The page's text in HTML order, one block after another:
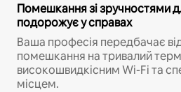
Помешкання зі зручностями
подорожує у справах
Ваша професія передбачає
помешкання на тривалий
високошвидкісним Wi-Fi та
місцем.